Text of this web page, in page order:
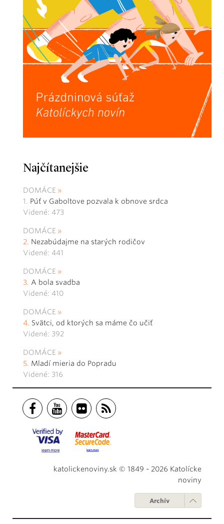
Najčítanejšie
DOMÁCE
Púť v Gaboltove pozvala k obnove srdca
Videné: 473
DOMÁCE
Nezabúdajme na starých rodičov
Videné: 441
DOMÁCE
A bola svadba
Videné: 410
DOMÁCE
Svätci, od ktorých sa máme čo učiť
Videné: 392
DOMÁCE
Mladí mieria do Popradu
Videné: 316
katolickenoviny.sk © 1849 - 2026 Katolícke
noviny
Archív